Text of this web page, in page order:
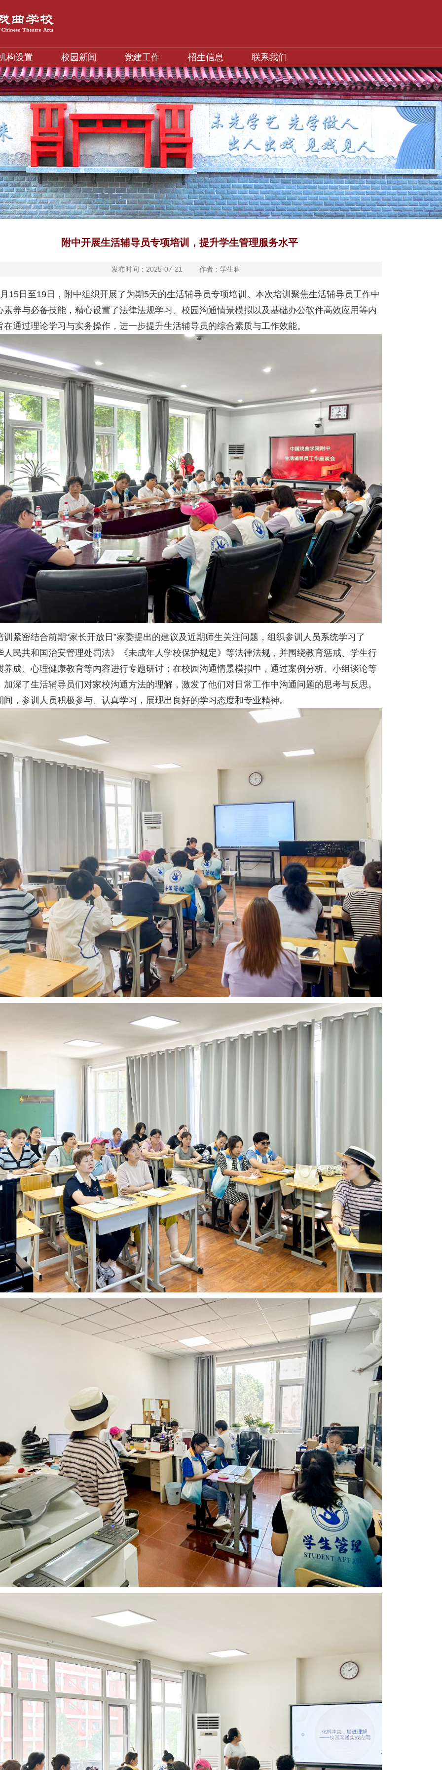
构设置 校园新闻 党建工作 招生信息 联系我们
附中开展生活辅导员专项培训，提升学生管理服务水平
发布时间：2025-07-21 作者：学生科
15日至19日，附中组织开展了为期5天的生活辅导员专项培训。本次培训聚焦生活辅导员工作中
素养与必备技能，精心设置了法律法规学习、校园沟通情景模拟以及基础办公软件高效应用等内
在通过理论学习与实务操作，进一步提升生活辅导员的综合素质与工作效能。
训紧密结合前期“家长开放日”家委提出的建议及近期师生关注问题，组织参训人员系统学习了
人民共和国治安管理处罚法》《未成年人学校保护规定》等法律法规，并围绕教育惩戒、学生行
养成、心理健康教育等内容进行专题研讨；在校园沟通情景模拟中，通过案例分析、小组谈论等
加深了生活辅导员们对家校沟通方法的理解，激发了他们对日常工作中沟通问题的思考与反思。
间，参训人员积极参与、认真学习，展现出良好的学习态度和专业精神。